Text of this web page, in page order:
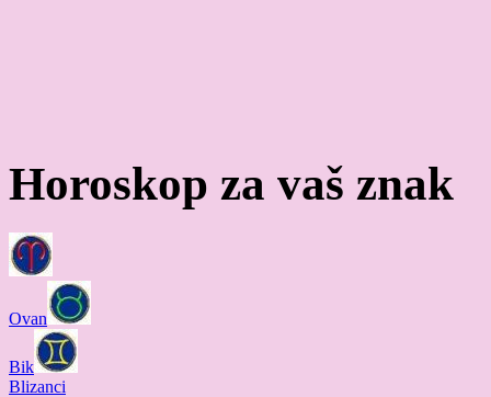
Horoskop za vaš znak
Ovan
Bik
Blizanci